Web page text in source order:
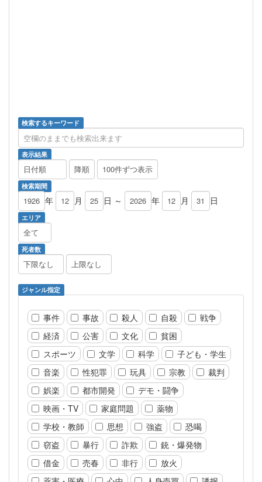
検索するキーワード
表示結果
検索期間
年 月 日 ～ 年 月 日
エリア
死者数
ジャンル指定
事件 事故 殺人 自殺
戦争
経済
公害 文化
貧困
スポーツ
文学 科学
子ども・学生
音楽
性犯罪 玩具 宗教
裁判
娯楽
都市開発
デモ・闘争
映画・TV
家庭問題
薬物
学校・教師
思想 強盗
恐喝
窃盗
暴行 詐欺
銃・爆発物
借金
売春 非行
放火